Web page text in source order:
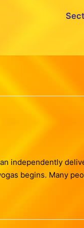
independently
begins. Many